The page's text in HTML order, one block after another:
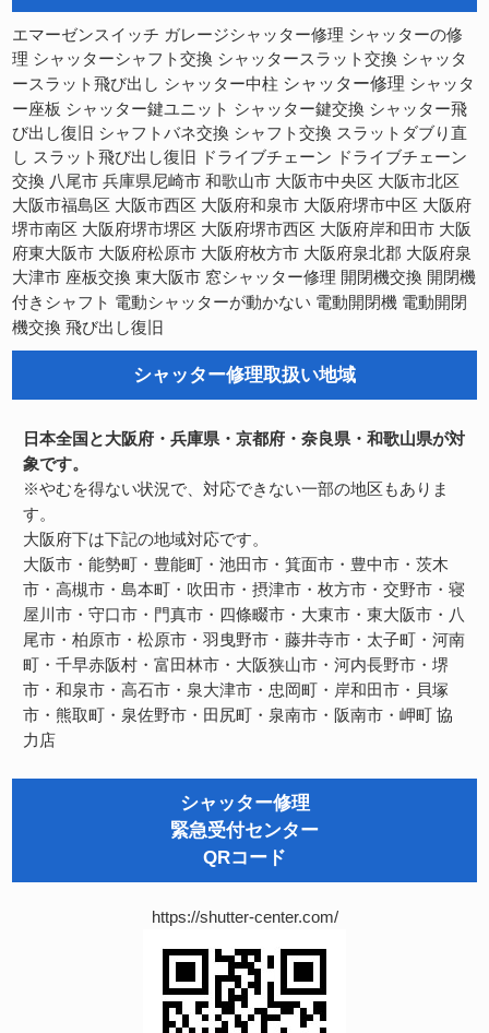
エマーゼンスイッチ ガレージシャッター修理 シャッターの修
理 シャッターシャフト交換 シャッタースラット交換 シャッタ
ースラット飛び出し シャッター中柱 シャッター修理 シャッタ
ー座板 シャッター鍵ユニット シャッター鍵交換 シャッター飛
び出し復旧 シャフトバネ交換 シャフト交換 スラットダブり直
し スラット飛び出し復旧 ドライブチェーン
ドライブチェーン
交換 八尾市 兵庫県尼崎市 和歌山市 大阪市中央区 大阪市北区
大阪市福島区 大阪市西区 大阪府和泉市 大阪府堺市中区 大阪府
堺市南区 大阪府堺市堺区 大阪府堺市西区 大阪府岸和田市 大阪
府東大阪市 大阪府松原市 大阪府枚方市 大阪府泉北郡 大阪府泉
大津市 座板交換 東大阪市 窓シャッター修理 開閉機交換 開閉機
付きシャフト 電動シャッターが動かない 電動開閉機 電動開閉
機交換 飛び出し復旧
シャッター修理取扱い地域
日本全国と大阪府・兵庫県・京都府・奈良県・和歌山県が対
象です。
※やむを得ない状況で、対応できない一部の地区もありま
す。
大阪府下は下記の地域対応です。
大阪市・能勢町・豊能町・池田市・箕面市・豊中市・茨木
市・高槻市・島本町・吹田市・摂津市・枚方市・交野市・寝
屋川市・守口市・門真市・四條畷市・大東市・東大阪市・八
尾市・柏原市・松原市・羽曳野市・藤井寺市・太子町・河南
町・千早赤阪村・富田林市・大阪狭山市・河内長野市・堺
市・和泉市・高石市・泉大津市・忠岡町・岸和田市・貝塚
市・熊取町・泉佐野市・田尻町・泉南市・阪南市・岬町協
力店
シャッター修理
緊急受付センター
QRコード
https://shutter-center.com/